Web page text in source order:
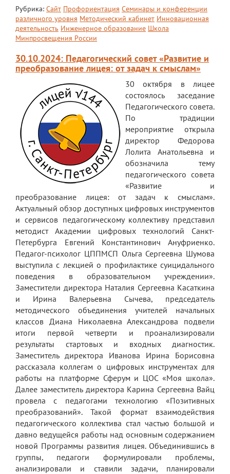
Рубрика: Сайт Профориентация Семинары и конференции
различного уровня Методический кабинет Инновационная
деятельность Инженерное образование Школа
Минпросвещения России
30.10.2024: Педагогический совет «Развитие и
преобразование лицея: от задач к смыслам»
30 октября в лицее
состоялось заседание
Педагогического совета.
По традиции
мероприятие открыла
директор Федорова
Лолита Анатольевна и
обозначила тему
педагогического совета
«Развитие и
преобразование лицея: от задач к смыслам».
Актуальный обзор доступных цифровых инструментов
и сервисов педагогическому коллективу представил
методист Академии цифровых технологий Санкт-
Петербурга Евгений Константинович Ануфриенко.
Педагог-психолог ЦППМСП Ольга Сергеевна Шумова
выступила с лекцией о профилактике суицидального
поведения в образовательном учреждении».
Заместители директора Наталия Сергеевна Касаткина
и Ирина Валерьевна Сычева, председатель
методического объединения учителей начальных
классов Диана Николаевна Александрова подвели
итоги первой четверти и проанализировали
результаты стартовых и входных диагностик.
Заместитель директора Иванова Ирина Борисовна
рассказала коллегам о цифровых инструментах для
работы на платформе Сферум и ЦОС «Моя школа».
Далее заместитель директора Карина Сергеевна Вайц
провела с педагогами технологию «Позитивных
преобразований». Такой формат взаимодействия
педагогического коллектива стал частью большой и
давно ведущейся работы над основным содержанием
новой Программы развития лицея. Объединившись в
группы, педагоги формулировали проблемы,
анализировали и ставили задачи, планировали